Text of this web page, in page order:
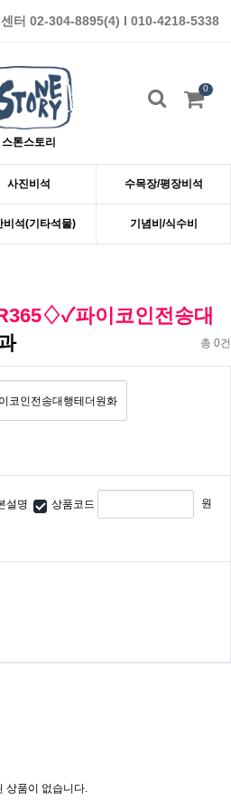
터 02-304-8895(4) I 010-4218-5338
스톤스토리
0
사진비석 수목장/평장비석
비석(기타석물) 기념비/식수비
파이코인전송대
총 0건
설명 상품코드 원
상품이 없습니다.